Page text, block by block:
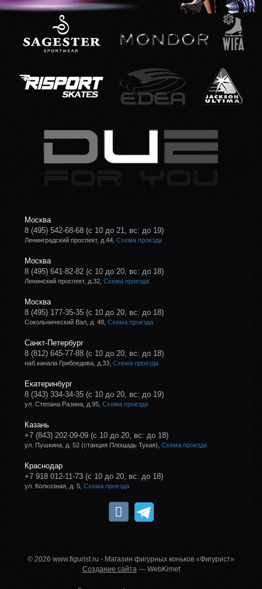
Москва
8 (495) 542-68-68 (с 10 до 21, вс: до 19)
Ленинградский проспект, д.44, Схема проезда
Москва
8 (495) 641-82-82 (с 10 до 20, вс: до 18)
Ленинский проспект, д.32, Схема проезда
Москва
8 (495) 177-35-35 (с 10 до 20, вс: до 18)
Сокольнический Вал, д. 48, Схема проезда
Санкт-Петербург
8 (812) 645-77-88 (с 10 до 20, вс: до 18)
наб.канала Грибоедова, д.33, Схема проезда
Екатеринбург
8 (343) 334-34-35 (с 10 до 20, вс: до 19)
ул. Степана Разина, д.95, Схема проезда
Казань
+7 (843) 202-09-09 (с 10 до 20, вс: до 18)
ул. Пушкина, д. 52 (станция Площадь Тукая), Схема проезда
Краснодар
+7 918 012-11-73 (с 10 до 20, вс: до 18)
ул. Колхозная, д. 5, Схема проезда
© 2026 www.figurist.ru - Магазин фигурных коньков «Фигурист»
Создание сайта — WebKimet